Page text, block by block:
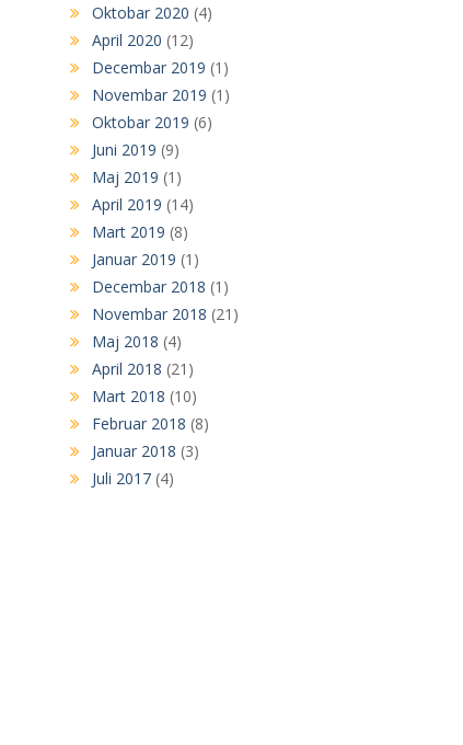
Oktobar 2020 (4)
April 2020 (12)
Decembar 2019 (1)
Novembar 2019 (1)
Oktobar 2019 (6)
Juni 2019 (9)
Maj 2019 (1)
April 2019 (14)
Mart 2019 (8)
Januar 2019 (1)
Decembar 2018 (1)
Novembar 2018 (21)
Maj 2018 (4)
April 2018 (21)
Mart 2018 (10)
Februar 2018 (8)
Januar 2018 (3)
Juli 2017(4)